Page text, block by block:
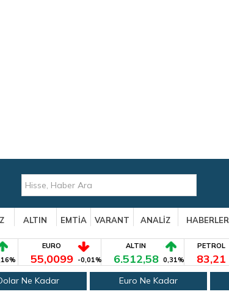
ALTIN EMTİA VARANT ANALİZ HABERLER
EURO
55,0099 -0,01%
ALTIN
6.512,58 0,31%
PETROL
83,21
Ne Kadar Euro Ne Kadar